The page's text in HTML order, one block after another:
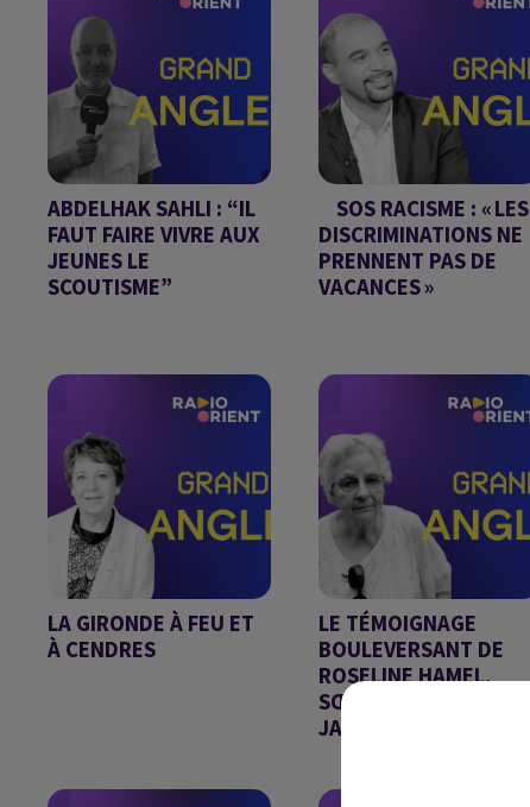
ABDELHAK SAHLI : “IL
FAUT FAIRE VIVRE AUX
JEUNES LE
SCOUTISME”
SOS RACISME : « LES
DISCRIMINATIONS NE
PRENNENT PAS DE
VACANCES »
LA GIRONDE À FEU ET
À CENDRES
LE TÉMOIGNAGE
BOULEVERSANT DE
ROSELINE HAMEL,
SŒUR DU PÈRE
JACQUES...
24/07/2026